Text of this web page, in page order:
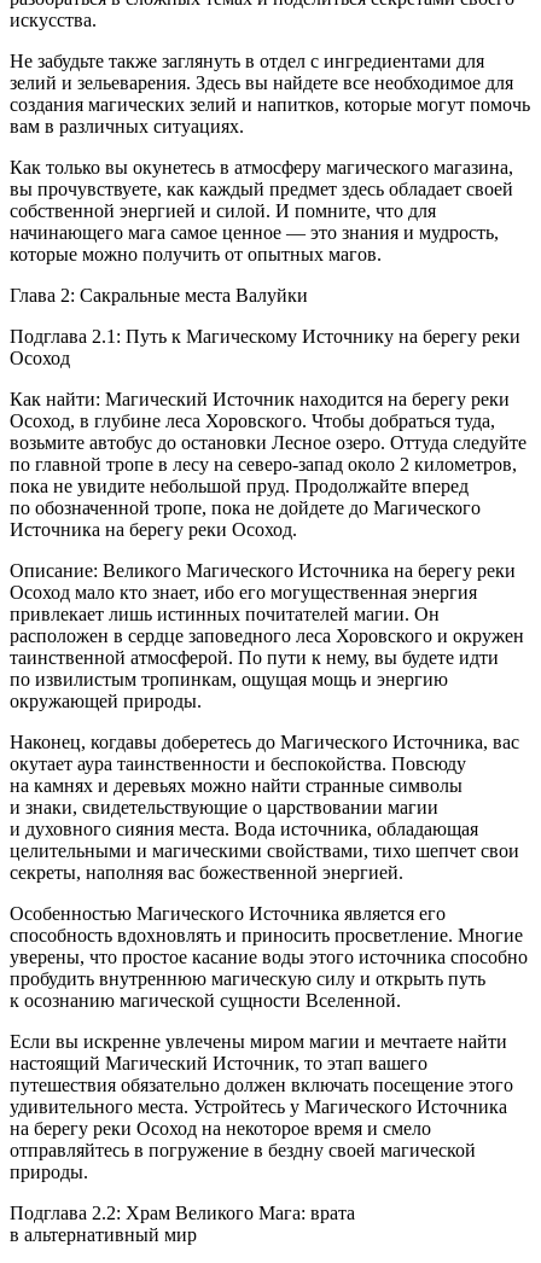
искусства.
Не забудьте также заглянуть в отдел с ингредиентами для
зелий и зельеварения. Здесь вы найдете все необходимое для
создания магических зелий и напитков, которые могут помочь
вам в различных ситуациях.
Как только вы окунетесь в атмосферу магического магазина,
вы прочувствуете, как каждый предмет здесь обладает своей
собственной энергией и силой. И помните, что для
начинающего мага самое ценное — это знания и мудрость,
которые можно получить от опытных магов.
Глава 2: Сакральные места Валуйки
Подглава 2.1: Путь к Магическому Источнику на берегу реки
Осоход
Как найти: Магический Источник находится на берегу реки
Осоход, в глубине леса Хоровского. Чтобы добраться туда,
возьмите автобус до остановки Лесное озеро. Оттуда следуйте
по главной тропе в лесу на северо-запад около 2 километров,
пока не увидите небольшой пруд. Продолжайте вперед
по обозначенной тропе, пока не дойдете до Магического
Источника на берегу реки Осоход.
Описание: Великого Магического Источника на берегу реки
Осоход мало кто знает, ибо его могущественная энергия
привлекает лишь истинных почитателей магии. Он
расположен в сердце заповедного леса Хоровского и окружен
таинственной атмосферой. По пути к нему, вы будете идти
по извилистым тропинкам, ощущая мощь и энергию
окружающей природы.
Наконец, когдавы доберетесь до Магического Источника, вас
окутает аура таинственности и беспокойства. Повсюду
на камнях и деревьях можно найти странные символы
и знаки, свидетельствующие о царствовании магии
и духовного сияния места. Вода источника, обладающая
целительными и магическими свойствами, тихо шепчет свои
секреты, наполняя вас божественной энергией.
Особенностью Магического Источника является его
способность вдохновлять и приносить просветление. Многие
уверены, что простое касание воды этого источника способно
пробудить внутреннюю магическую силу и открыть путь
к осознанию магической сущности Вселенной.
Если вы искренне увлечены миром магии и мечтаете найти
настоящий Магический Источник, то этап вашего
путешествия обязательно должен включать посещение этого
удивительного места. Устройтесь у Магического Источника
на берегу реки Осоход на некоторое время и смело
отправляйтесь в погружение в бездну своей магической
природы.
Подглава 2.2: Храм Великого Мага: врата
в альтернативный мир